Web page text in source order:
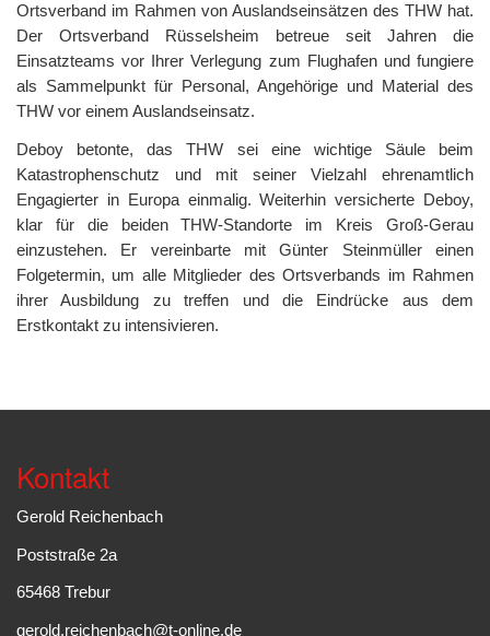
Ortsverband im Rahmen von Auslandseinsätzen des THW hat.
Der Ortsverband Rüsselsheim betreue seit Jahren die
Einsatzteams vor Ihrer Verlegung zum Flughafen und fungiere
als Sammelpunkt für Personal, Angehörige und Material des
THW vor einem Auslandseinsatz.
Deboy betonte, das THW sei eine wichtige Säule beim
Katastrophenschutz und mit seiner Vielzahl ehrenamtlich
Engagierter in Europa einmalig. Weiterhin versicherte Deboy,
klar für die beiden THW-Standorte im Kreis Groß-Gerau
einzustehen. Er vereinbarte mit Günter Steinmüller einen
Folgetermin, um alle Mitglieder des Ortsverbands im Rahmen
ihrer Ausbildung zu treffen und die Eindrücke aus dem
Erstkontakt zu intensivieren.
Kontakt
Gerold Reichenbach
Poststraße 2a
65468 Trebur
gerold.reichenbach@t-online.de